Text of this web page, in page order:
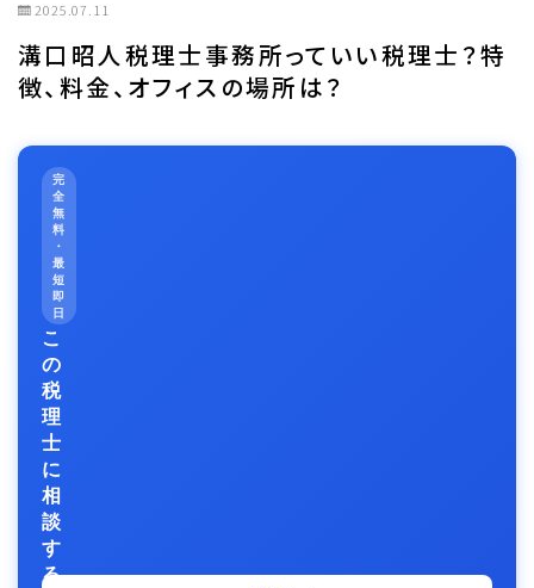
2025.07.11
溝口昭人税理士事務所っていい税理士？特
徴、料金、オフィスの場所は？
完
全
無
料
・
最
短
即
日
こ
の
税
理
士
に
相
談
す
る